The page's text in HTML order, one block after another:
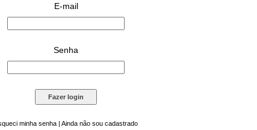
E-mail
Senha
minha senha | Ainda não sou cadastrado